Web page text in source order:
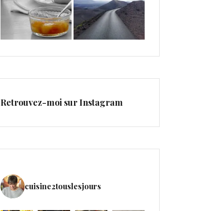
Retrouvez-moi sur Instagram
cuisine2touslesjours